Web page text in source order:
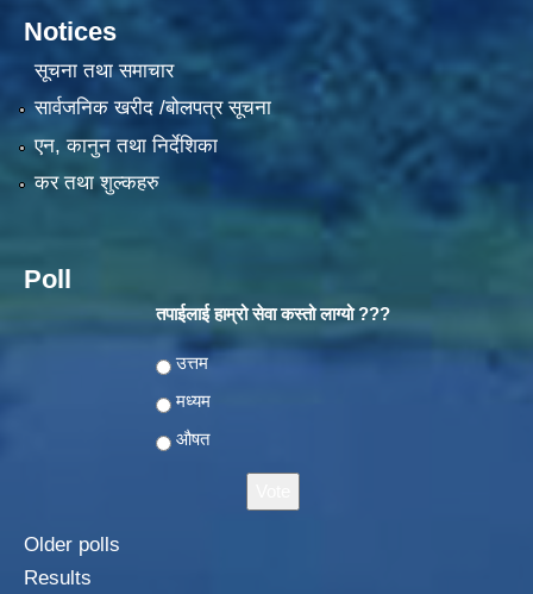
Notices
सूचना तथा समाचार
सार्वजनिक खरीद /बोलपत्र सूचना
एन, कानुन तथा निर्देशिका
कर तथा शुल्कहरु
Poll
तपाईलाई हाम्रो सेवा कस्तो लाग्यो ???
Choices
उत्तम
मध्यम
औषत
Older polls
Results